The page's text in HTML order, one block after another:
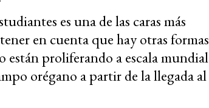
es una de las caras más
en cuenta que hay otras formas
están proliferando a escala mundial
orégano a partir de la llegada al